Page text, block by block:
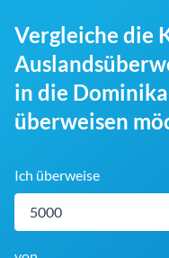
Vergleiche die
in die
überweisen
Ich überweise